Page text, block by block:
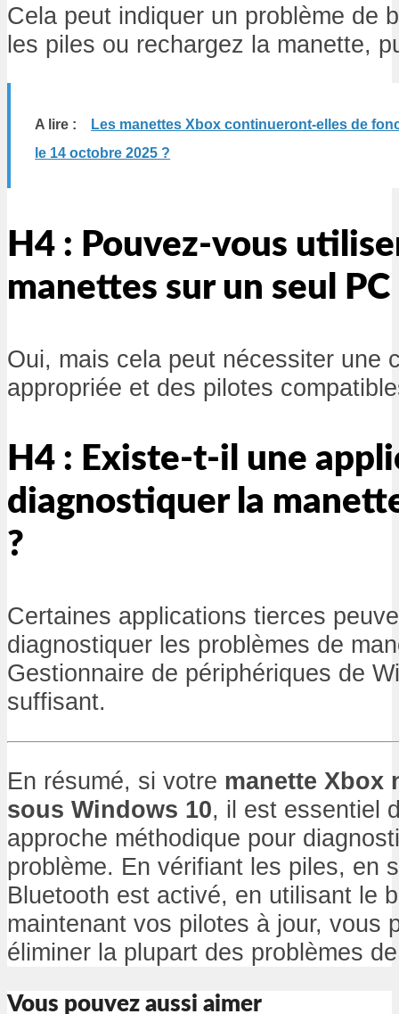
Cela peut indiquer un problème de
les piles ou rechargez la manette,
A lire :
Les manettes Xbox continueront-elles de
le 14 octobre 2025 ?
H4 : Pouvez-vous
manettes sur un seul PC
Oui, mais cela peut nécessiter une
appropriée et des pilotes
H4 : Existe-t-il une
diagnostiquer la
?
Certaines applications tierces
diagnostiquer les problèmes de
Gestionnaire de périphériques de
suffisant.
En résumé, si votre manette Xbox
sous Windows 10, il est essentiel
approche méthodique pour
problème. En vérifiant les piles, en
Bluetooth est activé, en utilisant le
maintenant vos pilotes à jour, vous
éliminer la plupart des problèmes
Vous pouvez aussi aimer